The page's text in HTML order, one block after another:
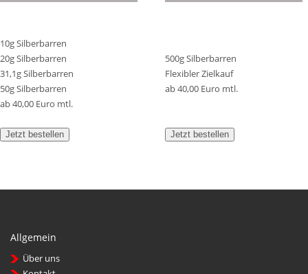
10g Silberbarren
20g Silberbarren
31,1g Silberbarren
50g Silberbarren
ab 40,00 Euro mtl.
500g Silberbarren
Flexibler Zielkauf
ab 40,00 Euro mtl.
Jetzt bestellen Jetzt bestellen
Allgemein
Über uns